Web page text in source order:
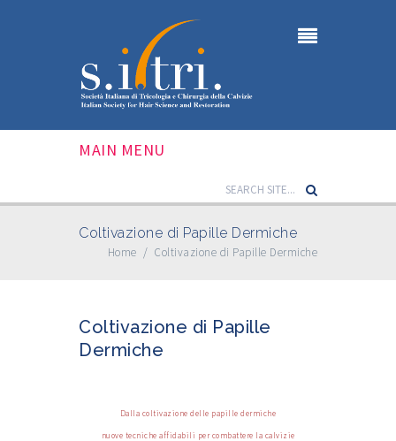
MAIN MENU
Coltivazione di Papille Dermiche
Home / Coltivazione di Papille Dermiche
Coltivazione di Papille
Dermiche
Dalla coltivazione delle papille dermiche
nuove tecniche affidabili per combattere la calvizie